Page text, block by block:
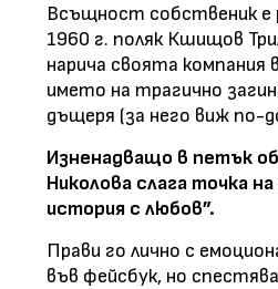
Всъщност собственик е
1960 г. поляк Кшищов
нарича своята компания
името на трагично
дъщеря (за него виж по-
Изненадващо в петък
Николова слага точка
история с любов”.
Прави го лично с
във фейсбук, но